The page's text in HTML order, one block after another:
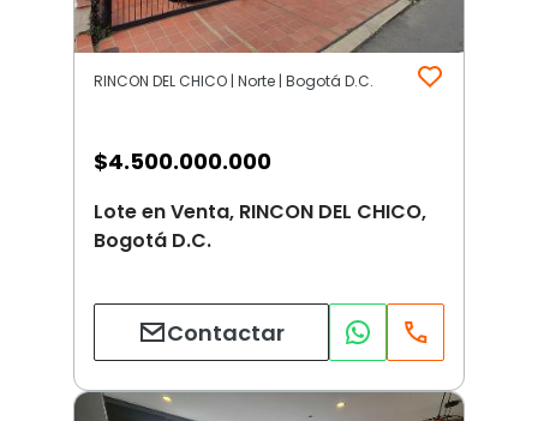
RINCON DEL CHICO | Norte | Bogotá D.C.
$4.500.000.000
Lote en Venta, RINCON DEL CHICO,
Bogotá D.C.
Contactar